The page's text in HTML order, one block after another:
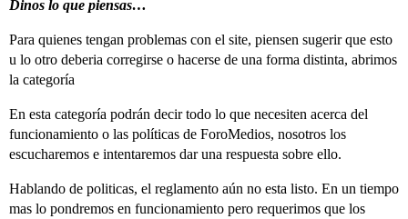
Dinos lo que piensas…
Para quienes tengan problemas con el site, piensen sugerir que esto
u lo otro deberia corregirse o hacerse de una forma distinta, abrimos
la categoría
En esta categoría podrán decir todo lo que necesiten acerca del
funcionamiento o las políticas de ForoMedios, nosotros los
escucharemos e intentaremos dar una respuesta sobre ello.
Hablando de politicas, el reglamento aún no esta listo. En un tiempo
mas lo pondremos en funcionamiento pero requerimos que los